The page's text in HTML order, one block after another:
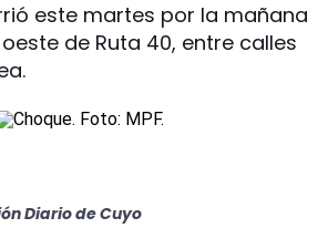
este martes por la mañana
de Ruta 40, entre calles
Diario de Cuyo